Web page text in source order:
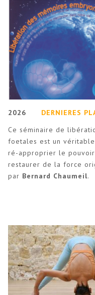
2026
DERNIERES
Ce séminaire de
foetales est un
ré-approprier le pouvoir
restaurer de la force
par Bernard Chaumeil.